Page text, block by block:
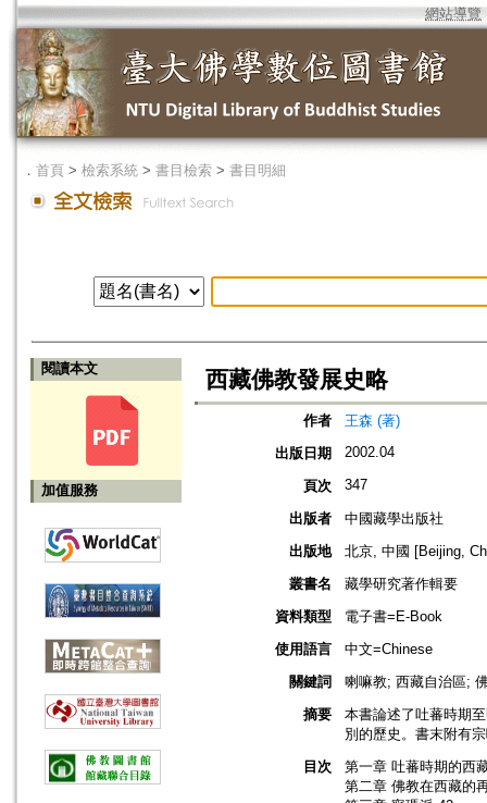
網站導覽
． 首頁 > 檢索系統 > 書目檢索 > 書目明細
閱讀本文
加值服務
西藏佛教發展史略
作者
王森 (著)
出版日期
2002.04
頁次 347
出版者
中國藏學出版社
出版地
北京, 中國 [Beijing,
叢書名
藏學研究著作輯要
資料類型
電子書=E-Book
使用語言
中文=Chinese
關鍵詞
喇嘛教; 西藏自治區;
摘要
本書論述了吐蕃時期
別的歷史。書末附有
目次
第一章 吐蕃時期的西
第二章 佛教在西藏的